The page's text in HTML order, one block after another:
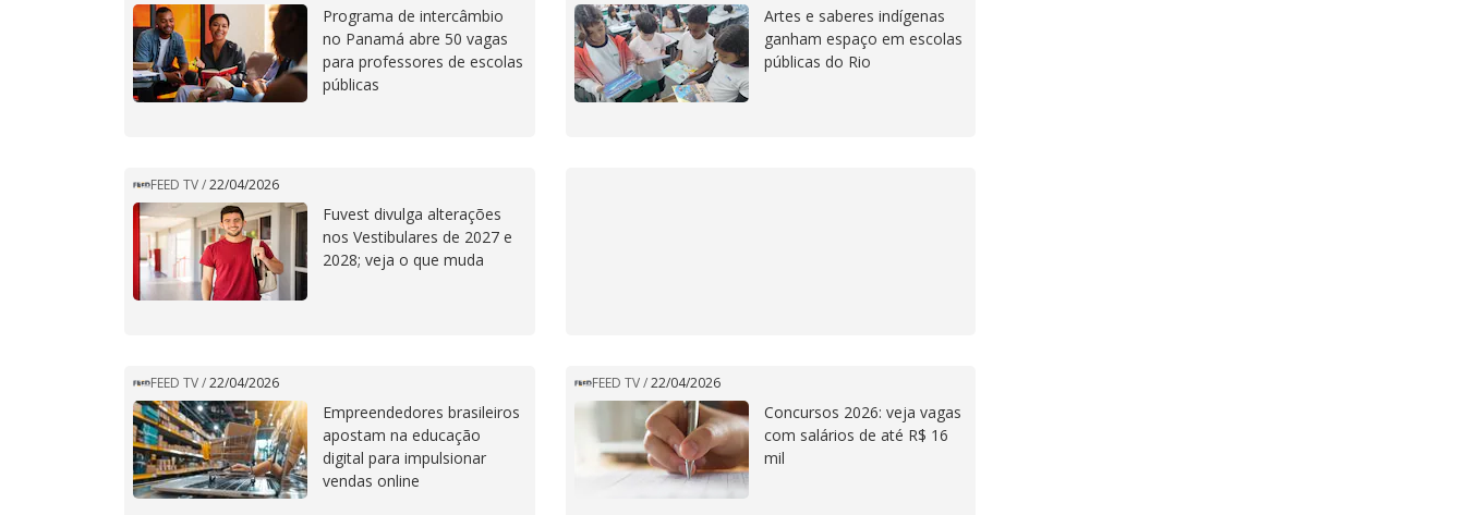
Programa de intercâmbio
no Panamá abre 50 vagas
para professores de escolas
públicas
Artes e saberes indígenas
ganham espaço em escolas
públicas do Rio
FEED TV/22/04/2026
Fuvest divulga alterações
nos Vestibulares de 2027 e
2028; veja o que muda
FEED TV/22/04/2026
Empreendedores brasileiros
apostam na educação
digital para impulsionar
vendas online
FEED TV / 22/04/2026
Concursos 2026: veja vagas
com salários de até R$ 16
mil